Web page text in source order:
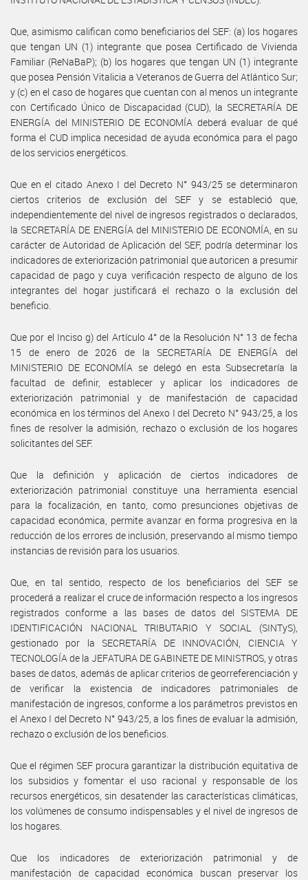
Que, asimismo califican como beneficiarios del SEF: (a) los hogares
que tengan UN (1) integrante que posea Certificado de Vivienda
Familiar (ReNaBaP); (b) los hogares que tengan UN (1) integrante
que posea Pensión Vitalicia a Veteranos de Guerra del Atlántico Sur;
y (c) en el caso de hogares que cuentan con al menos un integrante
con Certificado Único de Discapacidad (CUD), la SECRETARÍA DE
ENERGÍA del MINISTERIO DE ECONOMÍA deberá evaluar de qué
forma el CUD implica necesidad de ayuda económica para el pago
de los servicios energéticos.
Que en el citado Anexo I del Decreto N° 943/25 se determinaron
ciertos criterios de exclusión del SEF y se estableció que,
independientemente del nivel de ingresos registrados o declarados,
la SECRETARÍA DE ENERGÍA del MINISTERIO DE ECONOMÍA, en su
carácter de Autoridad de Aplicación del SEF, podría determinar los
indicadores de exteriorización patrimonial que autoricen a presumir
capacidad de pago y cuya verificación respecto de alguno de los
integrantes del hogar justificará el rechazo o la exclusión del
beneficio.
Que por el Inciso g) del Artículo 4° de la Resolución N° 13 de fecha
15 de enero de 2026 de la SECRETARÍA DE ENERGÍA del
MINISTERIO DE ECONOMÍA se delegó en esta Subsecretaría la
facultad de definir, establecer y aplicar los indicadores de
exteriorización patrimonial y de manifestación de capacidad
económica en los términos del Anexo I del Decreto N° 943/25, a los
fines de resolver la admisión, rechazo o exclusión de los hogares
solicitantes del SEF.
Que la definición y aplicación de ciertos indicadores de
exteriorización patrimonial constituye una herramienta esencial
para la focalización, en tanto, como presunciones objetivas de
capacidad económica, permite avanzar en forma progresiva en la
reducción de los errores de inclusión, preservando al mismo tiempo
instancias de revisión para los usuarios.
Que, en tal sentido, respecto de los beneficiarios del SEF se
procederá a realizar el cruce de información respecto a los ingresos
registrados conforme a las bases de datos del SISTEMA DE
IDENTIFICACIÓN NACIONAL TRIBUTARIO Y SOCIAL (SINTyS),
gestionado por la SECRETARÍA DE INNOVACIÓN, CIENCIA Y
TECNOLOGÍA de la JEFATURA DE GABINETE DE MINISTROS, y otras
bases de datos, además de aplicar criterios de georreferenciación y
de verificar la existencia de indicadores patrimoniales de
manifestación de ingresos, conforme a los parámetros previstos en
el Anexo I del Decreto N° 943/25, a los fines de evaluar la admisión,
rechazo o exclusión de los beneficios.
Que el régimen SEF procura garantizar la distribución equitativa de
los subsidios y fomentar el uso racional y responsable de los
recursos energéticos, sin desatender las características climáticas,
los volúmenes de consumo indispensables y el nivel de ingresos de
los hogares.
Que los indicadores de exteriorización patrimonial y de
manifestación de capacidad económica buscan preservar los